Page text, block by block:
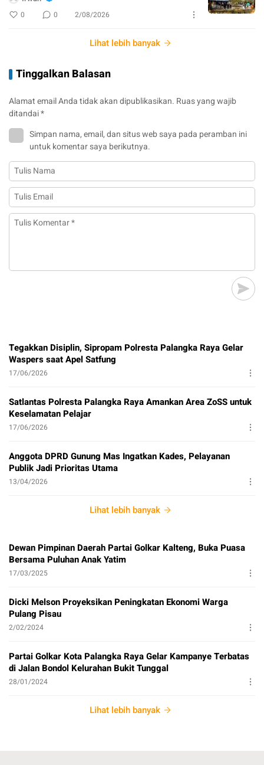
0 0 2/08/2026
Lihat lebih banyak
Tinggalkan Balasan
Alamat email Anda tidak akan dipublikasikan. Ruas yang wajib
ditandai*
Simpan nama, email, dan situs web saya pada peramban ini
untuk komentar saya berikutnya.
Tegakkan Disiplin, Sipropam Polresta Palangka Raya Gelar
Waspers saat Apel Satfung
17/06/2026
Satlantas Polresta Palangka Raya Amankan Area ZoSS untuk
Keselamatan Pelajar
17/06/2026
Anggota DPRD Gunung Mas Ingatkan Kades, Pelayanan
Publik Jadi Prioritas Utama
13/04/2026
Lihat lebih banyak
Dewan Pimpinan Daerah Partai Golkar Kalteng, Buka Puasa
Bersama Puluhan Anak Yatim
17/03/2025
Dicki Melson Proyeksikan Peningkatan Ekonomi Warga
Pulang Pisau
2/02/2024
Partai Golkar Kota Palangka Raya Gelar Kampanye Terbatas
di Jalan Bondol Kelurahan Bukit Tunggal
28/01/2024
Lihat lebih banyak